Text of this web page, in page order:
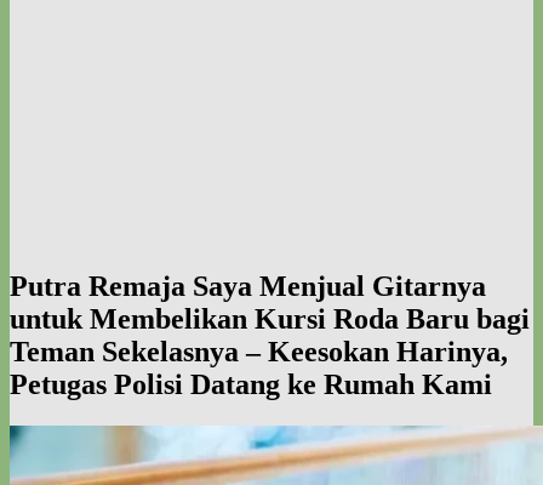
Putra Remaja Saya Menjual Gitarnya
untuk Membelikan Kursi Roda Baru bagi
Teman Sekelasnya – Keesokan Harinya,
Petugas Polisi Datang ke Rumah Kami